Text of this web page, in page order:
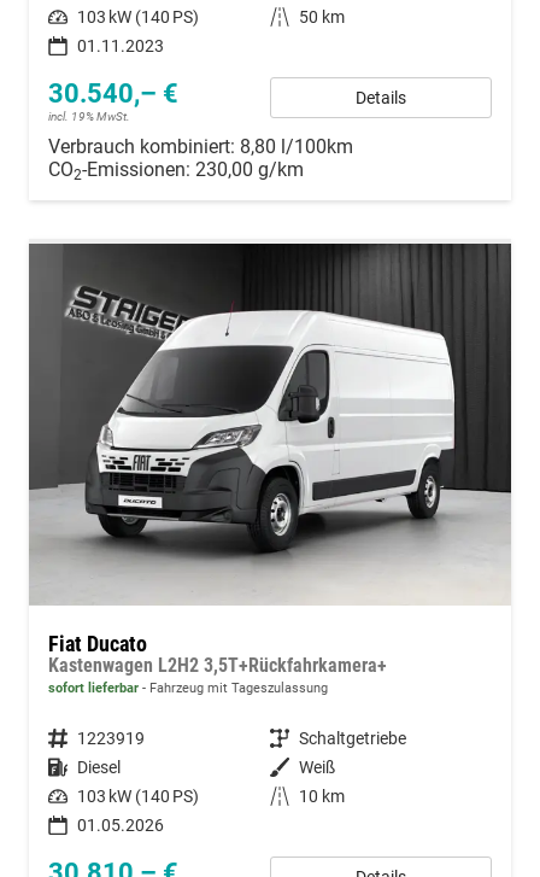
Leistung 103 kW (140 PS) Kilometerstand
50 km
01.11.2023
30.540,– €
incl. 19% MwSt.
Details
Verbrauch kombiniert: 8,80 l/100km
CO2-Emissionen: 230,00 g/km
Fiat Ducato
Kastenwagen L2H2 3,5T+Rückfahrkamera+
sofort lieferbar Fahrzeug mit Tageszulassung
Fahrzeugnummer 1223919 Getriebe Schaltgetriebe
Kraftstoff Diesel Außenfarbe Weiß
Leistung 103 kW (140 PS) Kilometerstand
10 km
01.05.2026